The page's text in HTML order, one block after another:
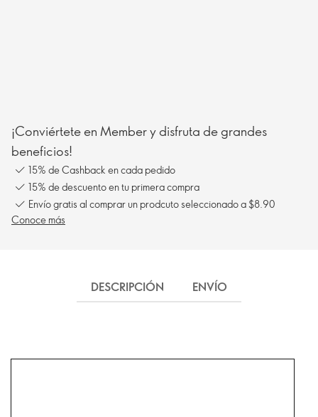
¡Conviértete en Member y disfruta de grandes
beneficios!
15% de Cashback en cada pedido
15% de descuento en tu primera compra
Envío gratis al comprar un prodcuto seleccionado a $8.90
Conoce más
DESCRIPCIÓN ENVÍO